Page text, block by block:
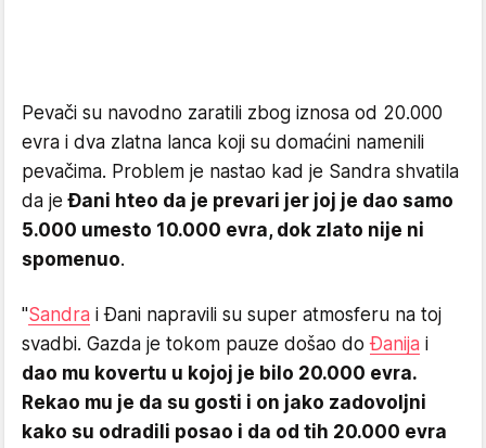
Pevači su navodno zaratili zbog iznosa od 20.000
evra i dva zlatna lanca koji su domaćini namenili
pevačima. Problem je nastao kad je Sandra shvatila
da jeĐani hteo da je prevari jer joj je dao samo
5.000 umesto 10.000 evra, dok zlato nije ni
spomenuo.
"Sandra i Đani napravili su super atmosferu na toj
svadbi. Gazda je tokom pauze došao doĐanija i
dao mu kovertu u kojoj je bilo 20.000 evra.
Rekao mu je da su gosti i on jako zadovoljni
kako su odradili posao i da od tih 20.000 evra